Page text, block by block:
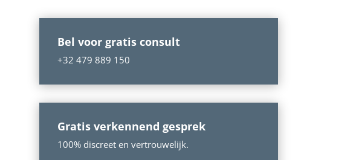
Bel voor gratis consult
+32 479 889 150
Gratis verkennend gesprek
100% discreet en vertrouwelijk.